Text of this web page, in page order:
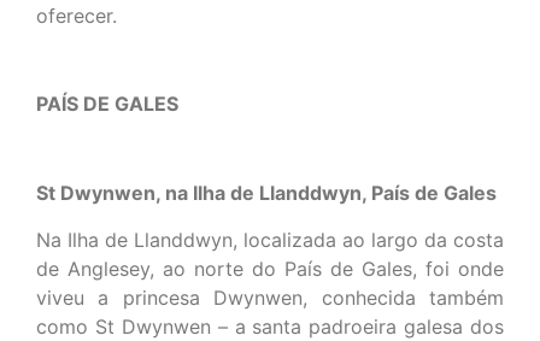
oferecer.
PAÍS DE GALES
St Dwynwen, na Ilha de Llanddwyn, País de Gales
Na Ilha de Llanddwyn, localizada ao largo da costa
de Anglesey, ao norte do País de Gales, foi onde
viveu a princesa Dwynwen, conhecida também
como St Dwynwen – a santa padroeira galesa dos